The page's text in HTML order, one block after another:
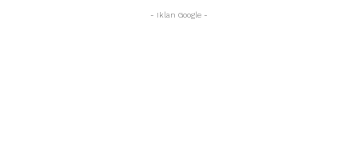
- Iklan Google -